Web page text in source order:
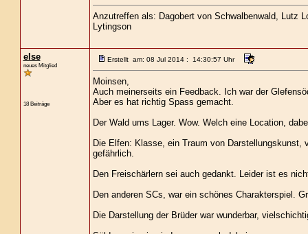
Anzutreffen als: Dagobert von Schwalbenwald, Lutz
Lytingson
else
neues Mitglied
18 Beiträge
Erstellt am: 08 Jul 2014 : 14:30:57 Uhr
Moinsen,
Auch meinerseits ein Feedback. Ich war der
Aber es hat richtig Spass gemacht.
Der Wald ums Lager. Wow. Welch eine Location,
Die Elfen: Klasse, ein Traum von Darstellungskunst,
gefährlich.
Den Freischärlern sei auch gedankt. Leider ist es
Den anderen SCs, war ein schönes Charakterspiel.
Die Darstellung der Brüder war wunderbar,